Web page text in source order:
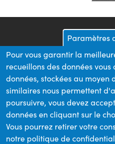
Paramètres
Pour vous garantir la
recueillons des données
données, stockées au moyen
similaires nous permettent
poursuivre, vous devez
données en cliquant sur le
Vous pourrez retirer votre
notre politique de